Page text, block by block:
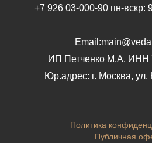
+7 926 03-000-90 пн-вскр:
ИП Петченко М.А. ИНН
Юр.адрес: г. Москва, ул.
Политика
Публичная